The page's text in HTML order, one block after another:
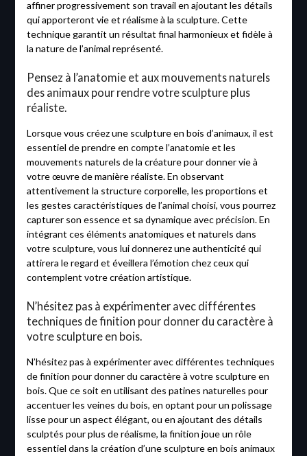
affiner progressivement son travail en ajoutant les détails
qui apporteront vie et réalisme à la sculpture. Cette
technique garantit un résultat final harmonieux et fidèle à
la nature de l’animal représenté.
Pensez à l’anatomie et aux mouvements naturels
des animaux pour rendre votre sculpture plus
réaliste.
Lorsque vous créez une sculpture en bois d’animaux, il est
essentiel de prendre en compte l’anatomie et les
mouvements naturels de la créature pour donner vie à
votre œuvre de manière réaliste. En observant
attentivement la structure corporelle, les proportions et
les gestes caractéristiques de l’animal choisi, vous pourrez
capturer son essence et sa dynamique avec précision. En
intégrant ces éléments anatomiques et naturels dans
votre sculpture, vous lui donnerez une authenticité qui
attirera le regard et éveillera l’émotion chez ceux qui
contemplent votre création artistique.
N’hésitez pas à expérimenter avec différentes
techniques de finition pour donner du caractère à
votre sculpture en bois.
N’hésitez pas à expérimenter avec différentes techniques
de finition pour donner du caractère à votre sculpture en
bois. Que ce soit en utilisant des patines naturelles pour
accentuer les veines du bois, en optant pour un polissage
lisse pour un aspect élégant, ou en ajoutant des détails
sculptés pour plus de réalisme, la finition joue un rôle
essentiel dans la création d’une sculpture en bois animaux